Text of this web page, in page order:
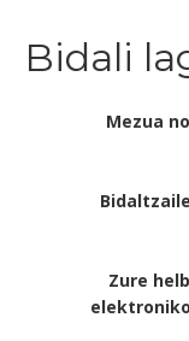
Bidali
Mezua
Zure